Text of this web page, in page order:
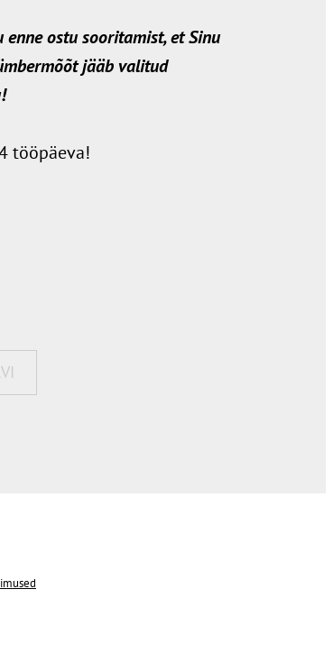
enne ostu sooritamist, et Sinu
jääb valitud
tööpäeva!